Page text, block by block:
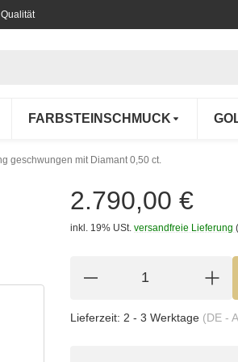
FARBSTEINSCHMUCK
geschwungen mit Diamant 0,50 ct.
2.790,00 €
inkl. 19% USt. versandfreie Lieferung
Lieferzeit: 2 - 3 Werktage (DE -